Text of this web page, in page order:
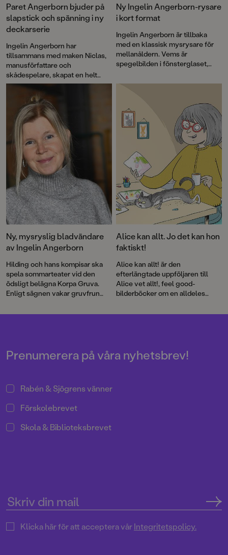
Paret Angerborn bjuder på
slapstick och spänning i ny
deckarserie
Ingelin Angerborn har
tillsammans med maken Niclas,
manusförfattare och
skådespelare, skapat en helt
ny deckarserie: "Världens
sämsta detektiver". Den första
boken i serien,
händerna
, bjuder på fniss, knas,
lagom spänning och full fart. För
illustrationerna står Sandra
Fröjd.
Ny Ingelin Angerborn-rysare
i kort format
Ingelin Angerborn är tillbaka
med en klassisk mysrysare för
mellanåldern. Vems är
spegelbilden i fönsterglaset,
glänt och vad är det för märkliga
illustrationerna är signerade Lina
Blixt.
Ny, mysryslig bladvändare
av Ingelin Angerborn
Hilding och hans kompisar ska
spela sommarteater vid den
ödsligt belägna Korpa Gruva.
Enligt sägnen vakar gruvfrun
besökare för olyckor och ras.
Alice kan allt. Jo det kan hon
faktiskt!
Alice kan allt! är den
efterlängtade uppföljaren till
Alice vet allt!, feel good-
bilderböcker om en alldeles
härligt självförtroende.
Prenumerera på våra nyhetsbrev!
Rabén & Sjögrens vänner
Förskolebrevet
Skola & Biblioteksbrevet
Klicka här för att acceptera vårIntegritetspolicy.